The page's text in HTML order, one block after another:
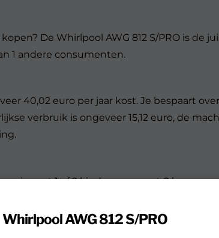
De Whirlpool AWG 812 S/PRO is de
1 andere consumenten.
40,02 euro per jaar kost. Je bespaart
verbruik is ongeveer 15,12 euro, de
met 1 of 2 kinderen, er past 8 kg
als hoog en alles onder de 71 db wordt
Whirlpool AWG 812 S/PRO